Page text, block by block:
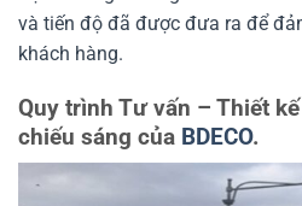
và tiến độ đã được đưa ra để
khách hàng.
Quy trình Tư vấn – Thiết
chiếu sáng của BDECO.